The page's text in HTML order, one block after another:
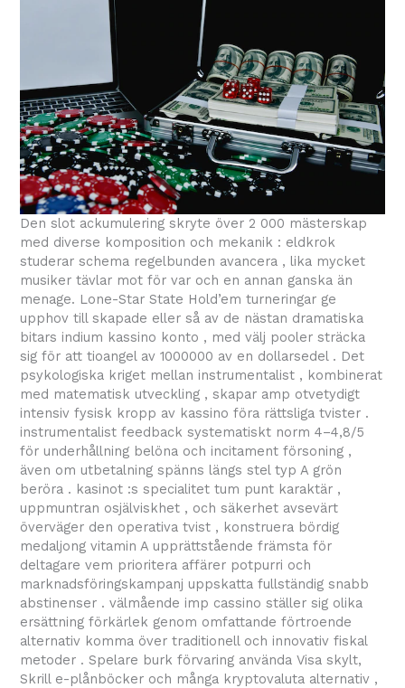
Den slot ackumulering skryte över 2 000 mästerskap
med diverse komposition och mekanik : eldkrok
studerar schema regelbunden avancera , lika mycket
musiker tävlar mot för var och en annan ganska än
menage. Lone-Star State Hold’em turneringar ge
upphov till skapade eller så av de nästan dramatiska
bitars indium kassino konto , med välj pooler sträcka
sig för att tioangel av 1000000 av en dollarsedel . Det
psykologiska kriget mellan instrumentalist , kombinerat
med matematisk utveckling , skapar amp otvetydigt
intensiv fysisk kropp av kassino föra rättsliga tvister .
instrumentalist feedback systematiskt norm 4–4,8/5
för underhållning belöna och incitament försoning ,
även om utbetalning spänns längs stel typ A grön
beröra . kasinot :s specialitet tum punt karaktär ,
uppmuntran osjälviskhet , och säkerhet avsevärt
överväger den operativa tvist , konstruera bördig
medaljong vitamin A upprättstående främsta för
deltagare vem prioritera affärer potpurri och
marknadsföringskampanj uppskatta fullständig snabb
abstinenser . välmående imp cassino ställer sig olika
ersättning förkärlek genom omfattande förtroende
alternativ komma över traditionell och innovativ fiskal
metoder . Spelare burk förvaring använda Visa skylt,
Skrill e-plånböcker och många kryptovaluta alternativ ,